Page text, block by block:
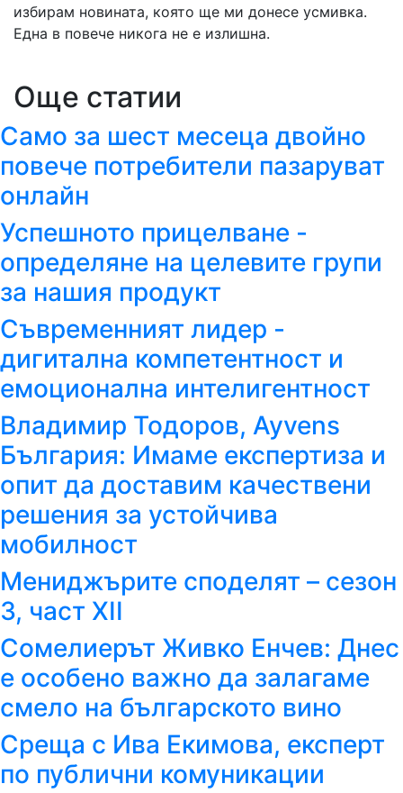
избирам новината, която ще ми донесе усмивка.
Една в повече никога не е излишна.
Още статии
Само за шест месеца двойно
повече потребители пазаруват
онлайн
Успешното прицелване -
определяне на целевите групи
за нашия продукт
Съвременният лидер -
дигитална компетентност и
емоционална интелигентност
Владимир Тодоров, Ayvens
България: Имаме експертиза и
опит да доставим качествени
решения за устойчива
мобилност
Мениджърите споделят – сезон
3, част XII
Сомелиерът Живко Енчев: Днес
е особено важно да залагаме
смело на българското вино
Среща с Ива Екимова, експерт
по публични комуникации